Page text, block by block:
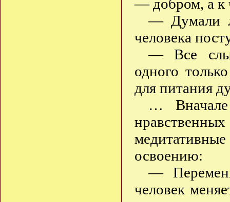
— добром, а к
— Думали
человека
— Все
одного
для питания
…
освоению:
—
человек